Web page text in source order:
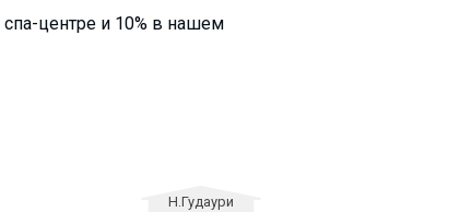
центре и 10% в нашем
Н.Гудаури